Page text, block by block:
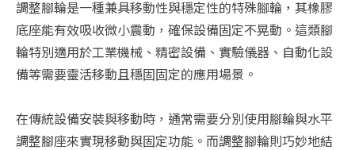
調整腳輪是一種兼具移動性與穩定性的特殊腳輪，其橡膠
底座能有效吸收微小震動，確保設備固定不晃動。這類腳
輪特別適用於工業機械、精密設備、實驗儀器、自動化設
備等需要靈活移動且穩固固定的應用場景。
在傳統設備安裝與移動時，通常需要分別使用腳輪與水平
調整腳座來實現移動與固定功能。而調整腳輪則巧妙地結